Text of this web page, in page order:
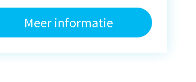
Meer informatie